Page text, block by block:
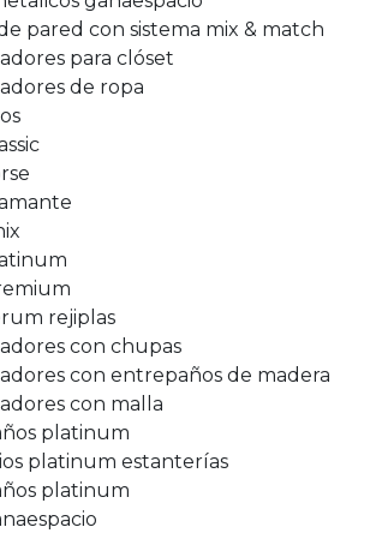
pared con sistema mix & match
para clóset
de ropa
rejiplas
con chupas
con entrepaños de madera
con malla
platinum
platinum estanterías
platinum